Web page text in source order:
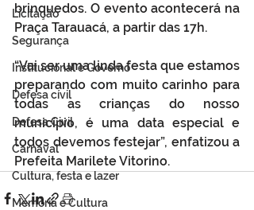
Licitação
Segurança
Institucional e Governo
Defesa cívil
Defesa Civil
Carnaval
Cultura, festa e lazer
Memória e Cultura
brinquedos. O evento acontecerá na
Praça Tarauacá, a partir das 17h.
“Vai ser uma linda festa que estamos
preparando com muito carinho para
todas as crianças do nosso
município, é uma data especial e
todos devemos festejar”, enfatizou a
Prefeita Marilete Vitorino.